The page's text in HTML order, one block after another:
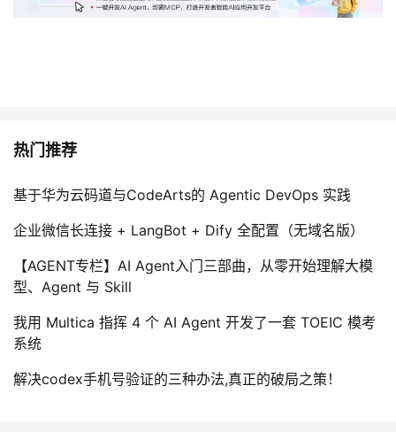
热门推荐
基于华为云码道与CodeArts的 Agentic DevOps 实践
企业微信长连接 + LangBot + Dify 全配置（无域名版）
【AGENT专栏】AI Agent入门三部曲，从零开始理解大模
型、Agent 与 Skill
我用 Multica 指挥 4 个 AI Agent 开发了一套 TOEIC 模考
系统
解决codex手机号验证的三种办法,真正的破局之策！